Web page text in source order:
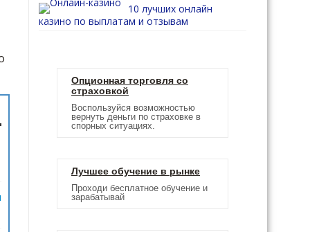
10 лучших онлайн
казино по выплатам и отзывам
Опционная торговля со
страховкой
Воспользуйся возможностью
вернуть деньги по страховке в
спорных ситуациях.
Лучшее обучение в рынке
Проходи бесплатное обучение и
зарабатывай